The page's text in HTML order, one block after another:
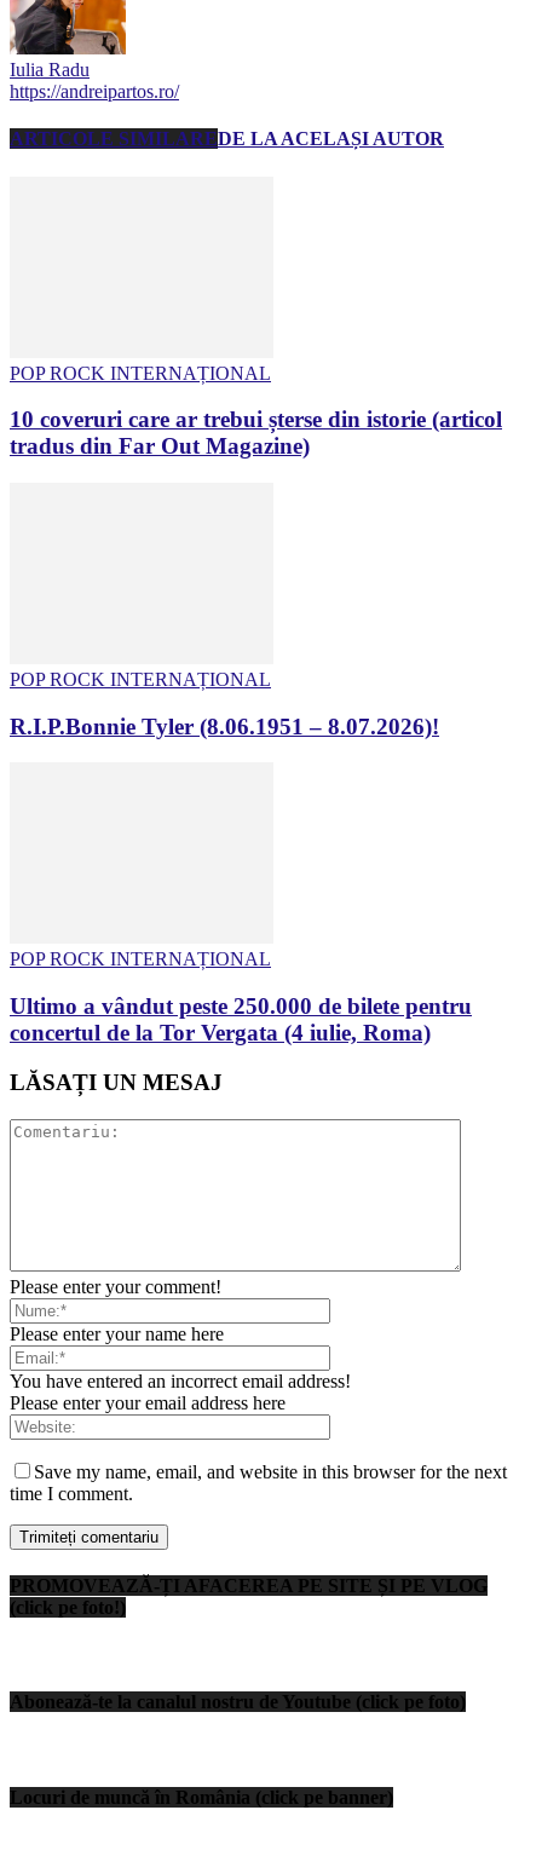
Iulia Radu
https://andreipartos.ro/
ARTICOLE SIMILAREDE LA ACELAȘI AUTOR
POP ROCK INTERNAȚIONAL
10 coveruri care ar trebui șterse din istorie (articol
tradus din Far Out Magazine)
POP ROCK INTERNAȚIONAL
R.I.P.Bonnie Tyler (8.06.1951 – 8.07.2026)!
POP ROCK INTERNAȚIONAL
Ultimo a vândut peste 250.000 de bilete pentru
concertul de la Tor Vergata (4 iulie, Roma)
LĂSAȚI UN MESAJ
Please enter your comment!
Please enter your name here
You have entered an incorrect email address!
Please enter your email address here
Save my name, email, and website in this browser for the next
time I comment.
PROMOVEAZĂ-ȚI AFACEREA PE SITE ȘI PE VLOG
(click pe foto!)
Abonează-te la canalul nostru de Youtube (click pe foto)
Locuri de muncă în România (click pe banner)